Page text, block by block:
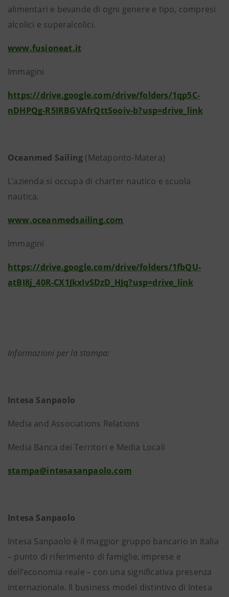
alimentari e bevande di ogni genere e tipo, compresi
alcolici e superalcolici.
www.fusioneat.it
Immagini
https://drive.google.com/drive/folders/1qp5C-
nDHPQg-R5IRBGVAfrQttSooiv-b?usp=drive_link
Oceanmed Sailing (Metaponto-Matera)
L’azienda si occupa di charter nautico e scuola
nautica.
www.oceanmedsailing.com
Immagini
https://drive.google.com/drive/folders/1fbQU-
atBI8j_40R-CX1JkxIvSDzD_HJq?usp=drive_link
Informazioni per la stampa:
Intesa Sanpaolo
Media and Associations Relations
Media Banca dei Territori e Media Locali
stampa@intesasanpaolo.com
Intesa Sanpaolo
Intesa Sanpaolo è il maggior gruppo bancario in Italia
– punto di riferimento di famiglie, imprese e
dell’economia reale – con una significativa presenza
internazionale. Il business model distintivo di Intesa